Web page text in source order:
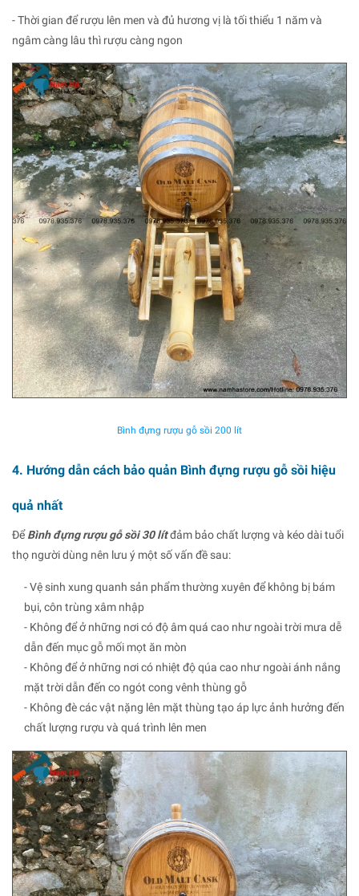
- Thời gian để rượu lên men và đủ hương vị là tối thiểu 1 năm và
ngâm càng lâu thì rượu càng ngon
Bình đựng rượu gỗ sồi 200 lít
4. Hướng dẫn cách bảo quản Bình đựng rượu gỗ sồi hiệu
quả nhất
ĐểBình đựng rượu gỗ sồi 30 lítđảm bảo chất lượng và kéo dài tuổi
thọ người dùng nên lưu ý một số vấn đề sau:
- Vệ sinh xung quanh sản phẩm thường xuyên để không bị bám
bụi, côn trùng xâm nhập
- Không để ở những nơi có độ âm quá cao như ngoài trời mưa dễ
dẫn đến mục gỗ mối mọt ăn mòn
- Không để ở những nơi có nhiệt độ qúa cao như ngoài ánh nắng
mặt trời dẫn đến co ngót cong vênh thùng gỗ
- Không đè các vật nặng lên mặt thùng tạo áp lực ảnh hưởng đến
chất lượng rượu và quá trình lên men